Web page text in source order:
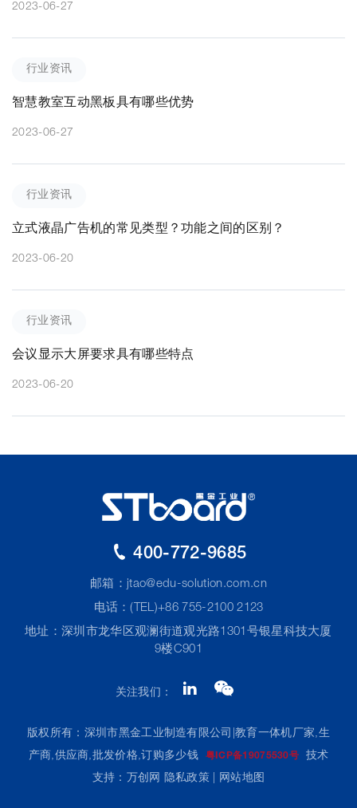
2023-06-27
行业资讯
智慧教室互动黑板具有哪些优势
2023-06-27
行业资讯
立式液晶广告机的常见类型？功能之间的区别？
2023-06-20
行业资讯
会议显示大屏要求具有哪些特点
2023-06-20
400-772-9685
邮箱： jtao@edu-solution.com.cn
电话：(TEL)+86 755-2100 2123
地址：深圳市龙华区观澜街道观光路1301号银星科技大厦
9楼C901
关注我们：
版权所有：深圳市黑金工业制造有限公司|教育一体机厂家,生
产商,供应商,批发价格,订购多少钱
粤ICP备19075530号
技术
支持：万创网
隐私政策 网站地图